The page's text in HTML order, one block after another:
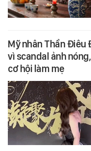
Mỹ nhân Thần Điêu
vì scandal ảnh
cơ hội làm mẹ